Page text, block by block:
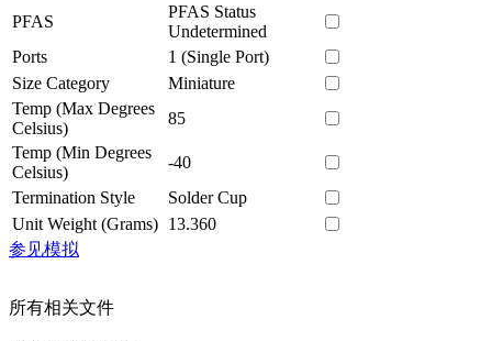
PFAS
PFAS Status
Undetermined
Ports
1 (Single Port)
Size Category
Miniature
Temp (Max Degrees
Celsius)
85
Temp (Min Degrees
Celsius)
-40
Termination Style
Solder Cup
Unit Weight (Grams) 13.360
参见模拟
所有相关文件